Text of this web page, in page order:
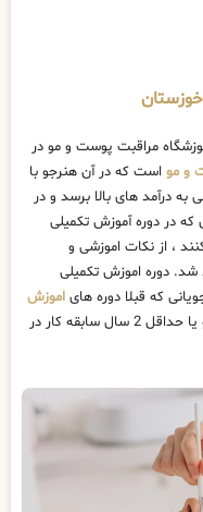
مراقبت پوست و مو در
و مو است که در آن هنرجو با
درآمد های بالا برسد و در
در دوره آموزش تکمیلی
، از نکات اموزشی و
شد. دوره اموزش تکمیلی
که قبلا دوره های اموزش
را گذرانده اند و یا حداقل 2 سال سابقه کار در